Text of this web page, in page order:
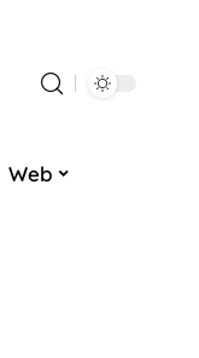
Web